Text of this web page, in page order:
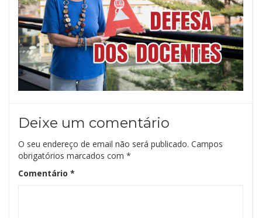
Deixe um comentário
O seu endereço de email não será publicado. Campos
obrigatórios marcados com *
Comentário *